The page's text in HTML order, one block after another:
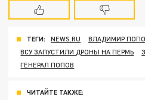
ТЕГИ: NEWS.RU
ВЛАДИМИР
ВСУ ЗАПУСТИЛИ ДРОНЫ НА ПЕРМЬ
ГЕНЕРАЛ ПОПОВ
ЧИТАЙТЕ ТАКЖЕ: